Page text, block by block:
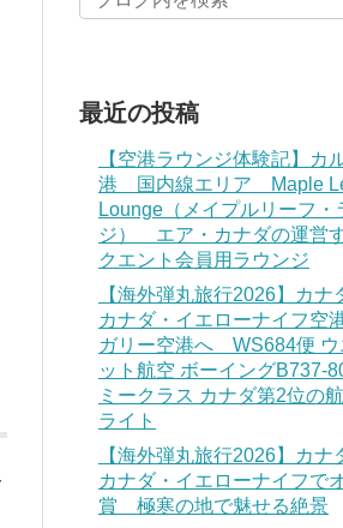
最近の投稿
【空港ラウンジ体験記】カ
港 国内線エリア Maple
Lounge（メイプルリーフ・
ジ） エア・カナダの運営
クエント会員用ラウンジ
【海外弾丸旅行2026】カナ
カナダ・イエローナイフ空
ガリー空港へ WS684便 ウ
ット航空 ボーイングB737-
ミークラス カナダ第2位の
ライト
【海外弾丸旅行2026】カナ
カナダ・イエローナイフで
賞 極寒の地で魅せる絶景